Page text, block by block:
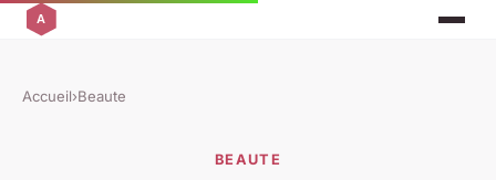
Accueil›Beaute
BEAUTE